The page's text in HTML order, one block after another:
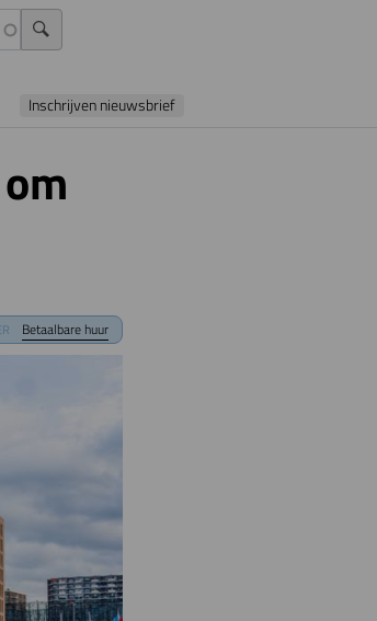
Inschrijven nieuwsbrief
Betaalbare huur